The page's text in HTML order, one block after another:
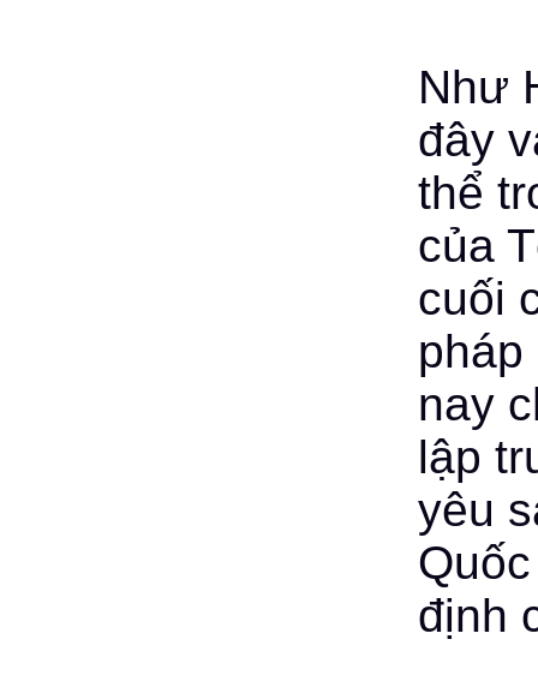
Như
đây
thể
của
cuối
nay
lập
yêu
định